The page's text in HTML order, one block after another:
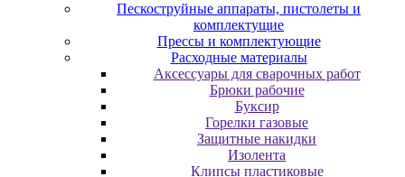
Пескоструйные аппараты, пистолеты и
комплектущие
Прессы и комплектующие
Расходные материалы
Аксессуары для сварочных работ
Брюки рабочие
Буксир
Горелки газовые
Защитные накидки
Изолента
Клипсы пластиковые